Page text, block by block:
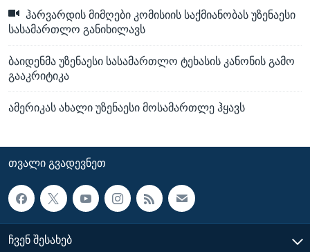
ჰარვარდის მიმღები კომისიის საქმიანობას უზენაესი
სასამართლო განიხილავს
ბაიდენმა უზენაესი სასამართლო ტეხასის კანონის გამო
გააკრიტიკა
ამერიკას ახალი უზენაესი მოსამართლე ჰყავს
ᲗᲕᲐᲚᲘ ᲒᲕᲐᲓᲔᲕᲜᲔᲗ
ᲩᲕᲔᲜ ᲨᲔᲡᲐᲮᲔᲑ